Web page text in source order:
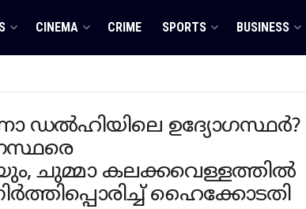
CINEMA CRIME SPORTS BUSINESS
ഡൽഹിയിലെ ഉദ്യോഗസ്ഥർ?
ചുമ്മാ കലക്കവെള്ളത്തിൽ
ഹൈക്കോടതി